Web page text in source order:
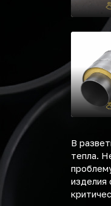
В
тепла.
изделия